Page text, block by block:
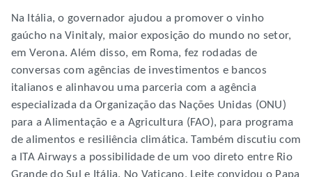
Na Itália, o governador ajudou a promover o vinho
gaúcho na Vinitaly, maior exposição do mundo no setor,
em Verona. Além disso, em Roma, fez rodadas de
conversas com agências de investimentos e bancos
italianos e alinhavou uma parceria com a agência
especializada da Organização das Nações Unidas (ONU)
para a Alimentação e a Agricultura (FAO), para programa
de alimentos e resiliência climática. Também discutiu com
a ITA Airways a possibilidade de um voo direto entre Rio
Grande do Sul e Itália. No Vaticano, Leite convidou o Papa